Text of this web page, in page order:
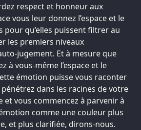
respect et honneur aux
vous leur donnez l’espace et le
pour qu’elles puissent filtrer au
les premiers niveaux
jugement. Et à mesure que
à vous-même l’espace et le
émotion puisse vous raconter
dans les racines de votre
et vous commencez à parvenir à
comme une couleur plus
et plus clarifiée, dirons-nous.